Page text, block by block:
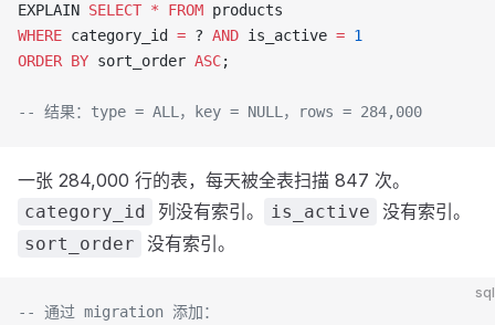
EXPLAIN SELECT * FROM products
WHERE category_id = ? AND is_active = 1
ORDER BY sort_order ASC;
-- 结果：type = ALL，key = NULL，rows = 284,000
一张 284,000 行的表，每天被全表扫描 847 次。
category_id 列没有索引。 is_active 没有索引。
sort_order 没有索引。
sql
-- 通过 migration 添加：